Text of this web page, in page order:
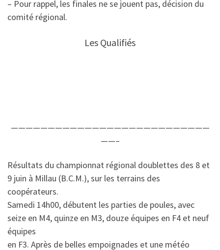
– Pour rappel, les finales ne se jouent pas, décision du
comité régional.
Les Qualifiés
———————————————————————————
——–
Résultats du championnat régional doublettes des 8 et
9 juin à Millau (B.C.M.), sur les terrains des
coopérateurs.
Samedi 14h00, débutent les parties de poules, avec
seize en M4, quinze en M3, douze équipes en F4 et neuf
équipes
en F3. Après de belles empoignades et une météo